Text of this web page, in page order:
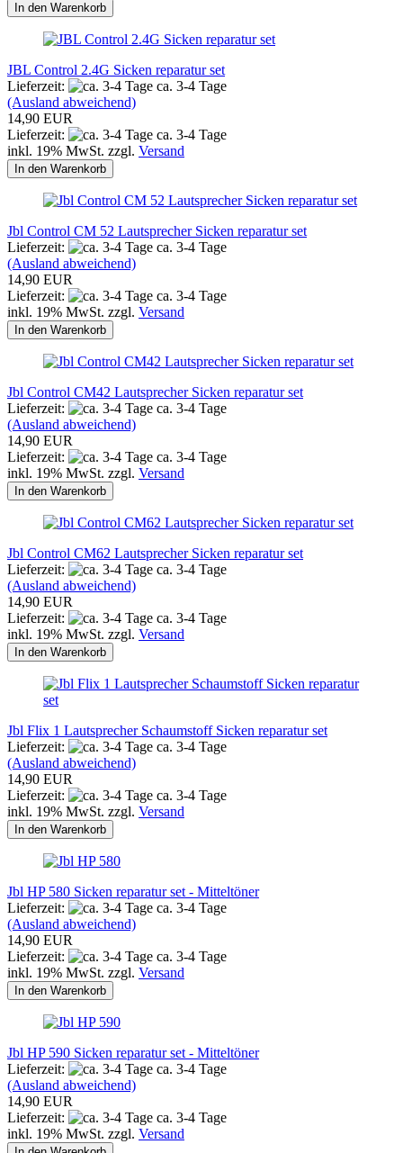
In den Warenkorb
JBL Control 2.4G Sicken reparatur set
Lieferzeit:
ca. 3-4 Tage
(Ausland abweichend)
14,90 EUR
Lieferzeit:
ca. 3-4 Tage
inkl. 19% MwSt. zzgl. Versand
In den Warenkorb
Jbl Control CM 52 Lautsprecher Sicken reparatur set
Lieferzeit:
ca. 3-4 Tage
(Ausland abweichend)
14,90 EUR
Lieferzeit:
ca. 3-4 Tage
inkl. 19% MwSt. zzgl. Versand
In den Warenkorb
Jbl Control CM42 Lautsprecher Sicken reparatur set
Lieferzeit:
ca. 3-4 Tage
(Ausland abweichend)
14,90 EUR
Lieferzeit:
ca. 3-4 Tage
inkl. 19% MwSt. zzgl. Versand
In den Warenkorb
Jbl Control CM62 Lautsprecher Sicken reparatur set
Lieferzeit:
ca. 3-4 Tage
(Ausland abweichend)
14,90 EUR
Lieferzeit:
ca. 3-4 Tage
inkl. 19% MwSt. zzgl. Versand
In den Warenkorb
Jbl Flix 1 Lautsprecher Schaumstoff Sicken reparatur set
Lieferzeit:
ca. 3-4 Tage
(Ausland abweichend)
14,90 EUR
Lieferzeit:
ca. 3-4 Tage
inkl. 19% MwSt. zzgl. Versand
In den Warenkorb
Jbl HP 580 Sicken reparatur set - Mitteltöner
Lieferzeit:
ca. 3-4 Tage
(Ausland abweichend)
14,90 EUR
Lieferzeit:
ca. 3-4 Tage
inkl. 19% MwSt. zzgl. Versand
In den Warenkorb
Jbl HP 590 Sicken reparatur set - Mitteltöner
Lieferzeit:
ca. 3-4 Tage
(Ausland abweichend)
14,90 EUR
Lieferzeit:
ca. 3-4 Tage
inkl. 19% MwSt. zzgl. Versand